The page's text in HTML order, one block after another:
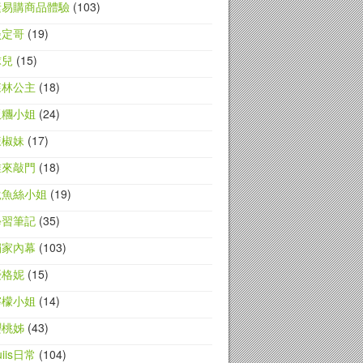
購商品體驗 (103)
哥 (19)
(15)
公主 (18)
小姐 (24)
妹 (17)
敲門 (18)
絲小姐 (19)
筆記 (35)
內幕 (103)
妮 (15)
小姐 (14)
姊 (43)
日常 (104)